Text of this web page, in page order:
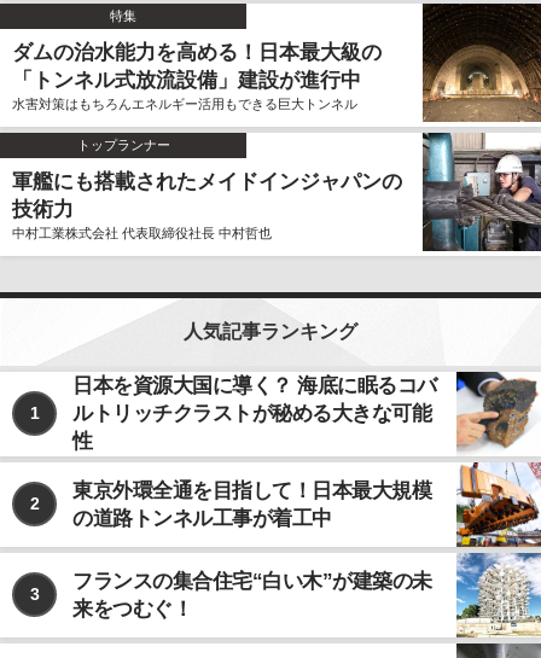
特集
ダムの治水能力を高める！日本最大級の
「トンネル式放流設備」建設が進行中
水害対策はもちろんエネルギー活用もできる巨大トンネル
トップランナー
軍艦にも搭載されたメイドインジャパンの
技術力
中村工業株式会社 代表取締役社長 中村哲也
人気記事ランキング
1
日本を資源大国に導く？ 海底に眠るコバ
ルトリッチクラストが秘める大きな可能
性
2
東京外環全通を目指して！日本最大規模
の道路トンネル工事が着工中
3
フランスの集合住宅“白い木”が建築の未
来をつむぐ！